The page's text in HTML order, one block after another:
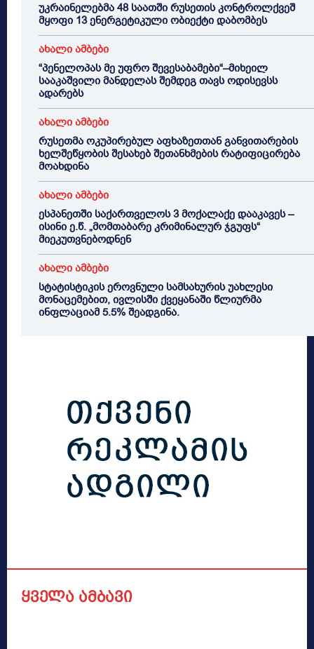
უკრაინელებმა 48 საათში რუსეთის კონტროლქვეშ
მყოფი 13 ენერგეტიკული ობიექტი დაბომბეს
ახალი ამბები
“პენელოპას მე უფრო შევესაბამები“–მიხეილ
სააკაშვილი მანდელას შემდეგ თავს ოდისევსს
ადარებს
ახალი ამბები
რუსეთმა ოკუპირებულ აფხაზეთთან განვითარების
ხელშეწყობის შესახებ შეთანხმების რატიფიცირება
მოახდინა
ახალი ამბები
ესპანეთში საქართველოს 3 მოქალაქე დააკავეს –
ისინი ე.წ. „მომთაბარე კრიმინალურ ჯგუფს“
მიეკუთვნებოდნენ
ახალი ამბები
სტატისტიკის ეროვნული სამსახურის უახლესი
მონაცემებით, ივლისში ქვეყანაში წლიურმა
ინფლაციამ 5.5% შეადგინა.
ყველა ამბავი